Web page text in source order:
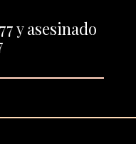
y asesinado